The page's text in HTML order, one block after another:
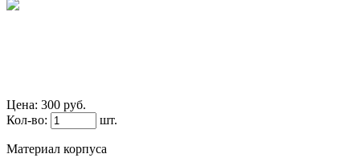
Цена: 300 руб.
Кол-во:
шт.
Материал корпуса